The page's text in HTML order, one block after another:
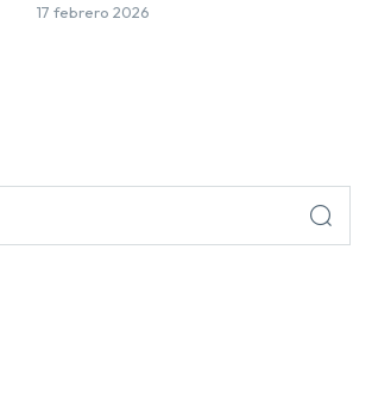
17 febrero 2026